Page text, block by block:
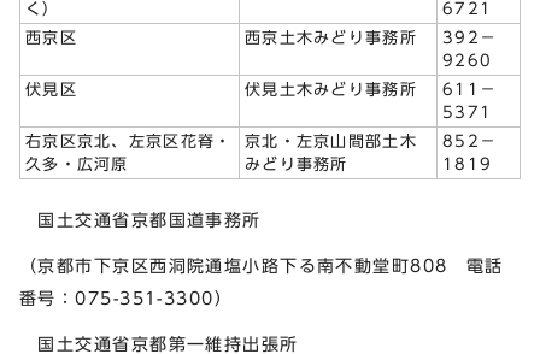
く）
6721
西京区
西京土木みどり事務所
392－
9260
伏見区
伏見土木みどり事務所
611－
5371
右京区京北、左京区花脊・
久多・広河原
京北・左京山間部土木
みどり事務所
852－
1819
国土交通省京都国道事務所
（京都市下京区西洞院通塩小路下る南不動堂町808 電話
番号：075-351-3300）
国土交通省京都第一維持出張所